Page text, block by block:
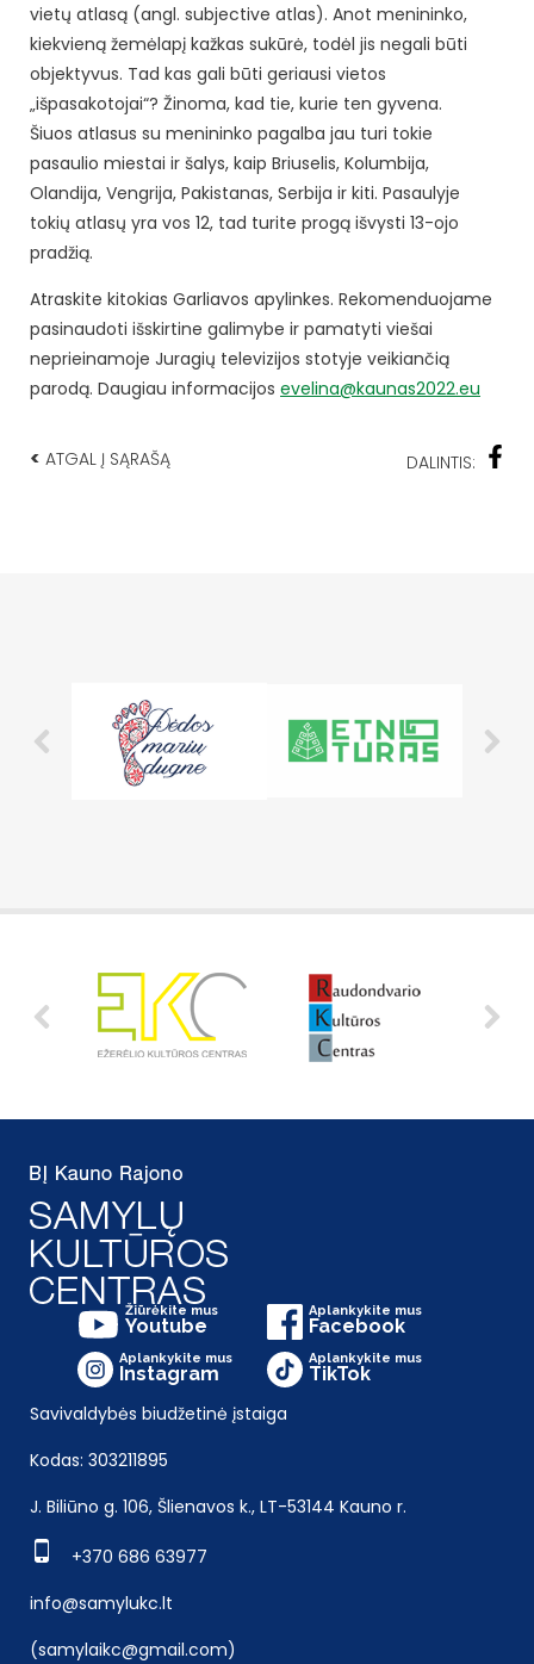
vietų atlasą (angl. subjective atlas). Anot menininko,
kiekvieną žemėlapį kažkas sukūrė, todėl jis negali būti
objektyvus. Tad kas gali būti geriausi vietos
„išpasakotojai“? Žinoma, kad tie, kurie ten gyvena.
Šiuos atlasus su menininko pagalba jau turi tokie
pasaulio miestai ir šalys, kaip Briuselis, Kolumbija,
Olandija, Vengrija, Pakistanas, Serbija ir kiti. Pasaulyje
tokių atlasų yra vos 12, tad turite progą išvysti 13-ojo
pradžią.
Atraskite kitokias Garliavos apylinkes. Rekomenduojame
pasinaudoti išskirtine galimybe ir pamatyti viešai
neprieinamoje Juragių televizijos stotyje veikiančią
parodą. Daugiau informacijos evelina@kaunas2022.eu
< ATGAL Į SĄRAŠĄ DALINTIS:
Žiūrėkite mus
Youtube
Aplankykite mus
Facebook
Aplankykite mus
Instagram
Aplankykite mus
TikTok
Savivaldybės biudžetinė įstaiga
Kodas: 303211895
J. Biliūno g. 106, Šlienavos k., LT-53144 Kauno r.
+370 686 63977
info@samylukc.lt
(samylaikc@gmail.com)